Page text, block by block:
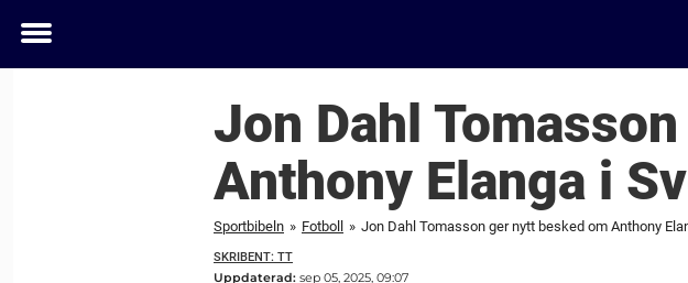
Toggle
Jon Dahl
Anthony Elanga i
Sportbibeln » Fotboll » Jon Dahl Tomasson ger nytt besked om Anthony
SKRIBENT: TT
Uppdaterad: sep 05, 2025, 09:07